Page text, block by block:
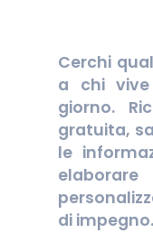
Cerchi
a chi
giorno.
gratuita,
le
di impegno.